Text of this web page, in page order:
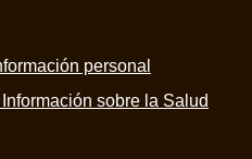
personal
sobre la Salud